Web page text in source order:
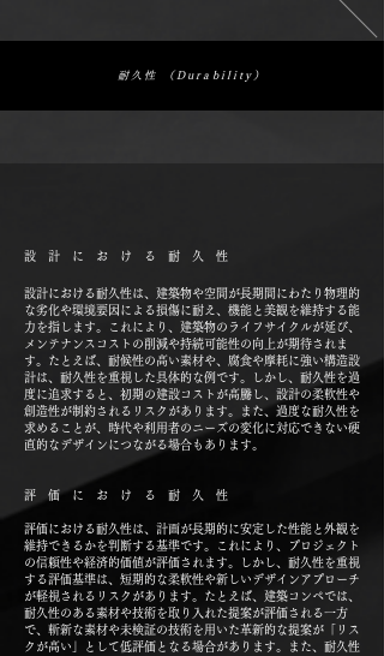
耐久性 （Durability）
設計における耐久性
設計における耐久性は、建築物や空間が長期間にわたり物理的
な劣化や環境要因による損傷に耐え、機能と美観を維持する能
力を指します。これにより、建築物のライフサイクルが延び、
メンテナンスコストの削減や持続可能性の向上が期待されま
す。たとえば、耐候性の高い素材や、腐食や摩耗に強い構造設
計は、耐久性を重視した具体的な例です。しかし、耐久性を過
度に追求すると、初期の建設コストが高騰し、設計の柔軟性や
創造性が制約されるリスクがあります。また、過度な耐久性を
求めることが、時代や利用者のニーズの変化に対応できない硬
直的なデザインにつながる場合もあります。
評価における耐久性
評価における耐久性は、計画が長期的に安定した性能と外観を
維持できるかを判断する基準です。これにより、プロジェクト
の信頼性や経済的価値が評価されます。しかし、耐久性を重視
する評価基準は、短期的な柔軟性や新しいデザインアプローチ
が軽視されるリスクがあります。たとえば、建築コンペでは、
耐久性のある素材や技術を取り入れた提案が評価される一方
で、斬新な素材や未検証の技術を用いた革新的な提案が「リス
クが高い」として低評価となる場合があります。また、耐久性